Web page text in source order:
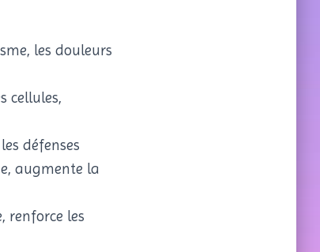
les douleurs
cellules,
défenses
augmente la
renforce les